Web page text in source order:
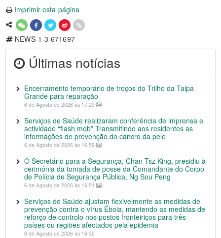
Imprimir esta página
NEWS-1-3-671697
Últimas notícias
Encerramento temporário de troços do Trilho da Taipa
Grande para reparação
6 de Agosto de 2026 às 17:29
Serviços de Saúde realizaram conferência de imprensa e
actividade “flash mob” Transmitindo aos residentes as
informações de prevenção do cancro da pele
6 de Agosto de 2026 às 16:59
O Secretário para a Segurança, Chan Tsz King, presidiu à
cerimónia da tomada de posse da Comandante do Corpo
de Polícia de Segurança Pública, Ng Sou Peng
6 de Agosto de 2026 às 16:51
Serviços de Saúde ajustam flexivelmente as medidas de
prevenção contra o vírus Ébola, mantendo as medidas de
reforço de controlo nos postos fronteiriços para três
países ou regiões afectados pela epidemia
6 de Agosto de 2026 às 16:30